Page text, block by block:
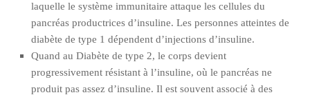
laquelle le système immunitaire attaque les cellules du
pancréas productrices d’insuline. Les personnes atteintes de
diabète de type 1 dépendent d’injections d’insuline.
Quand au Diabète de type 2, le corps devient
progressivement résistant à l’insuline, où le pancréas ne
produit pas assez d’insuline. Il est souvent associé à des